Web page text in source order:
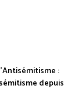
:
depuis